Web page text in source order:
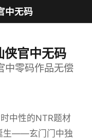
中无码
官中无码
中零码作品无偿
中性的NTR题材
生——玄门门中独